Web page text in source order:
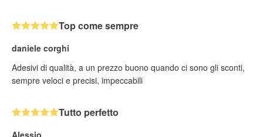
Top come sempre
daniele corghi
Adesivi di qualità, a un prezzo buono quando ci sono gli sconti,
sempre veloci e precisi, impeccabili
Tutto perfetto
Alessio